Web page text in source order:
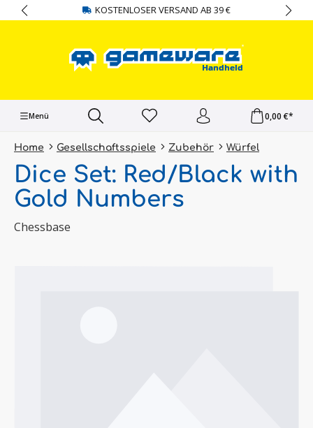
springen KOSTENLOSER VERSAND AB 39 €
Menü 0,00 €*
Home Gesellschaftsspiele Zubehör Würfel
Dice Set: Red/Black with
Gold Numbers
Chessbase